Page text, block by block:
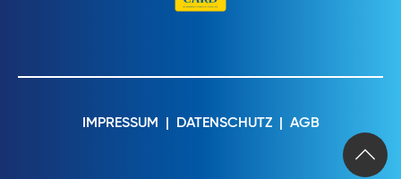
IMPRESSUM DATENSCHUTZ| AGB